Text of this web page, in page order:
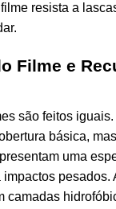
resista a
Filme e
são feitos
básica,
uma
pesados.
camadas